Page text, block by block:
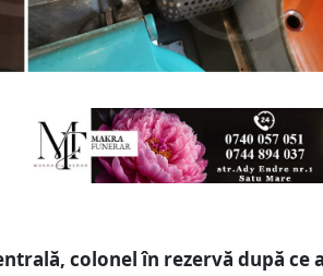
colonel în rezervă după ce a